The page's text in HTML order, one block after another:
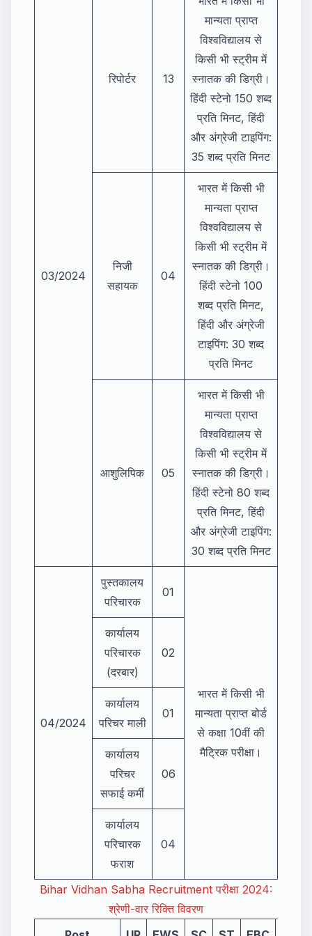
03/2024
रिपोर्टर 13
मान्यता प्राप्त
विश्वविद्यालय से
किसी भी स्ट्रीम में
स्नातक की डिग्री।
हिंदी स्टेनो 150 शब्द
प्रति मिनट, हिंदी
और अंग्रेजी टाइपिंग:
35 शब्द प्रति मिनट
निजी
सहायक
04
भारत में किसी भी
मान्यता प्राप्त
विश्वविद्यालय से
किसी भी स्ट्रीम में
स्नातक की डिग्री।
हिंदी स्टेनो 100
शब्द प्रति मिनट,
हिंदी और अंग्रेजी
टाइपिंग: 30 शब्द
प्रति मिनट
आशुलिपिक 05
भारत में किसी भी
मान्यता प्राप्त
विश्वविद्यालय से
किसी भी स्ट्रीम में
स्नातक की डिग्री।
हिंदी स्टेनो 80 शब्द
प्रति मिनट, हिंदी
और अंग्रेजी टाइपिंग:
30 शब्द प्रति मिनट
04/2024
पुस्तकालय
परिचारक
01
भारत में किसी भी
मान्यता प्राप्त बोर्ड
से कक्षा 10वीं की
मैट्रिक परीक्षा।
कार्यालय
परिचारक
(दरबार)
02
कार्यालय
परिचर माली
01
कार्यालय
परिचर
सफाई कर्मी
06
कार्यालय
परिचारक
फराश
04
Bihar Vidhan Sabha Recruitment परीक्षा 2024:
श्रेणी-वार रिक्ति विवरण